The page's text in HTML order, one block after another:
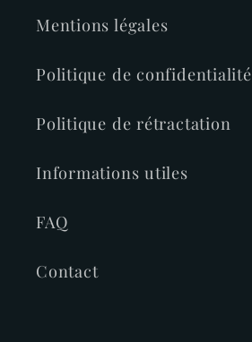
Mentions légales
Politique de confidentialité
Politique de rétractation
Informations utiles
FAQ
Contact